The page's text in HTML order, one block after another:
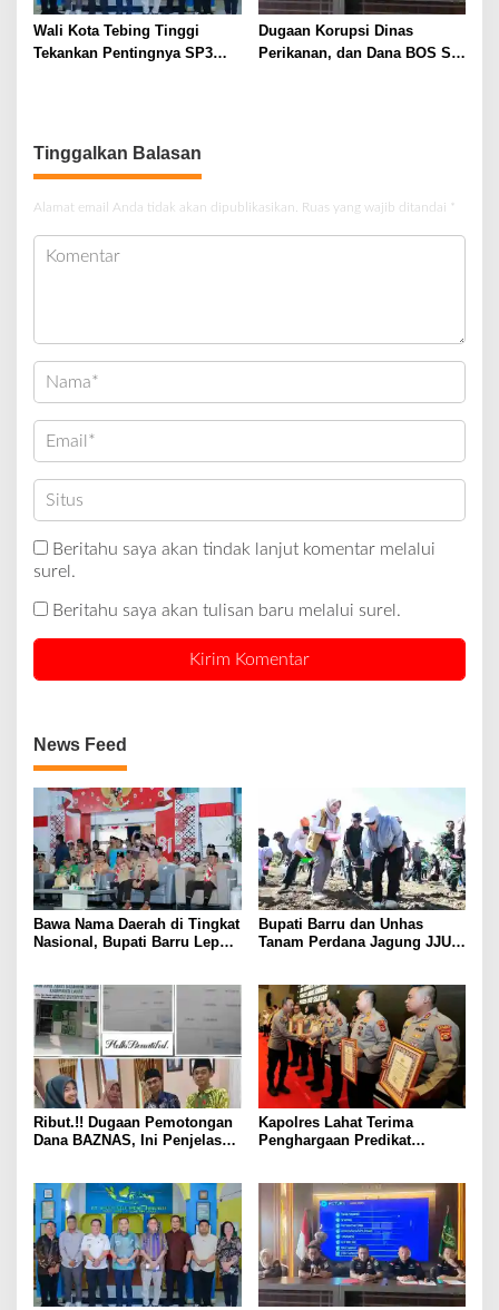
Wali Kota Tebing Tinggi
Tekankan Pentingnya SP3
Dugaan Korupsi Dinas
Perikanan, dan Dana BOS SD
Tinggalkan Balasan
Alamat email Anda tidak akan dipublikasikan. Ruas yang wajib ditandai *
Beritahu saya akan tindak lanjut komentar melalui
surel.
Beritahu saya akan tulisan baru melalui surel.
News Feed
Bawa Nama Daerah di Tingkat
Nasional, Bupati Barru Lepas
Bupati Barru dan Unhas
Tanam Perdana Jagung JJUH,
Ribut.!! Dugaan Pemotongan
Dana BAZNAS, Ini Penjelasan
Kapolres Lahat Terima
Penghargaan Predikat